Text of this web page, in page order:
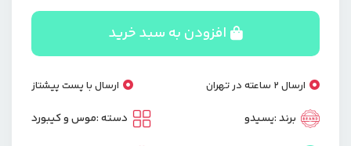
سیم
یسیدو
YESIDO
KB32
عدد
افزودن به سبد خرید
ارسال 2 ساعته در تهران ارسال با پست پیشتاز
برند :یسیدو دسته :موس و کیبورد